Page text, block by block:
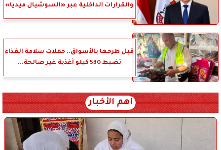
والقرارات الداخلية عبر «السوشيال ميديا»
قبل طرحها بالأسواق.. حملات سلامة الغذاء
تضبط 530 كيلو أغذية غير صالحة...
أهم الأخبار